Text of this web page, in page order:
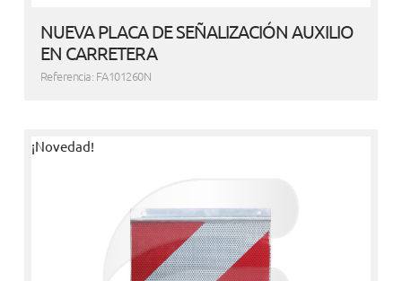
NUEVA PLACA DE SEÑALIZACIÓN AUXILIO
EN CARRETERA
Referencia: FA101260N
¡Novedad!